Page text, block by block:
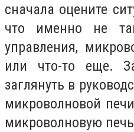
сначала оцените
что именно не
управления,
или что-то еще.
заглянуть в
микроволновой
микроволновую